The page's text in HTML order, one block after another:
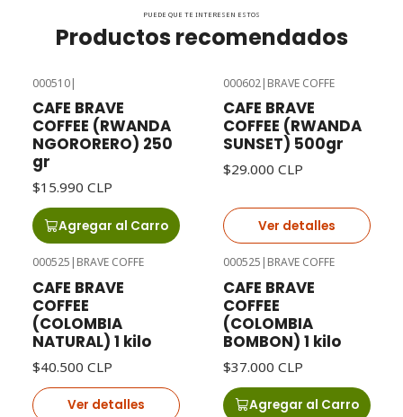
PUEDE QUE TE INTERESEN ESTOS
Productos recomendados
000510|
CAFE BRAVE
COFFEE (RWANDA
NGORORERO) 250
gr
$15.990 CLP
Agregar al Carro
000602| BRAVE COFFE
CAFE BRAVE
COFFEE (RWANDA
SUNSET) 500gr
$29.000 CLP
Ver detalles
000525 | BRAVE COFFE
CAFE BRAVE
COFFEE
(COLOMBIA
NATURAL) 1 kilo
$40.500 CLP
Ver detalles
000525 | BRAVE COFFE
CAFE BRAVE
COFFEE
(COLOMBIA
BOMBON) 1 kilo
$37.000 CLP
Agregar al Carro